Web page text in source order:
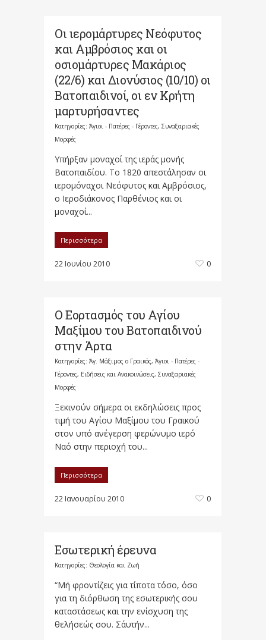
Οι ιερομάρτυρες Νεόφυτος
και Αμβρόσιος και οι
οσιομάρτυρες Μακάριος
(22/6) και Διονύσιος (10/10) οι
Βατοπαιδινοί, οι εν Κρήτη
μαρτυρήσαντες
Κατηγορίες: Άγιοι - Πατέρες - Γέροντες, Συναξαριακές
Μορφές
Υπήρξαν μοναχοί της ιεράς μονής
Βατοπαιδίου. Το 1820 απεστάλησαν οι
ιερομόναχοι Νεόφυτος και Αμβρόσιος,
ο Ιεροδιάκονος Παρθένιος και οι
μοναχοί...
Περισσότερα
22 Ιουνίου 2010 0
Ο Εορτασμός του Αγίου
Μαξίμου του Βατοπαιδινού
στην Άρτα
Κατηγορίες: Άγ. Μάξιμος ο Γραικός, Άγιοι - Πατέρες -
Γέροντες, Ειδήσεις και Ανακοινώσεις, Συναξαριακές
Μορφές
Ξεκινούν σήμερα οι εκδηλώσεις προς
τιμή του Αγίου Μαξίμου του Γραικού
στον υπό ανέγερση φερώνυμο ιερό
Ναό στην περιοχή του...
Περισσότερα
22 Ιανουαρίου 2010 0
Εσωτερική έρευνα
Κατηγορίες: Θεολογία και Ζωή
“Μή φροντίζεις για τίποτα τόσο, όσο
για τη διόρθωση της εσωτερικής σου
καταστάσεως και την ενίσχυση της
θελήσεώς σου. Σ΄αυτήν...